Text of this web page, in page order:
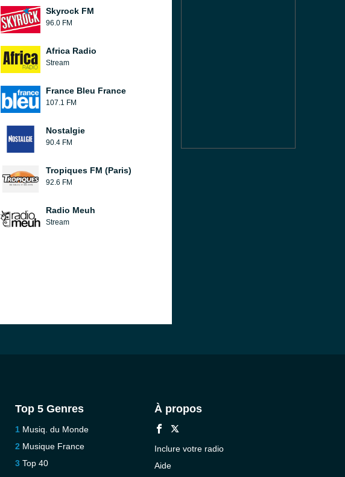
Skyrock FM
96.0 FM
Africa Radio
Stream
France Bleu France
107.1 FM
Nostalgie
90.4 FM
Tropiques FM (Paris)
92.6 FM
Radio Meuh
Stream
Top 5 Genres
Musiq. du Monde
Musique France
Top 40
À propos
Inclure votre radio
Aide